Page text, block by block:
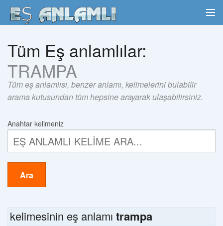
Tüm Eş anlamlılar:
TRAMPA
Tüm eş anlamlısı, benzer anlamı, kelimelerini bulabilir
arama kutusundan tüm hepsine arayarak ulaşabilirsiniz.
Anahtar kelimeniz
Ara
kelimesinin eş anlamı trampa